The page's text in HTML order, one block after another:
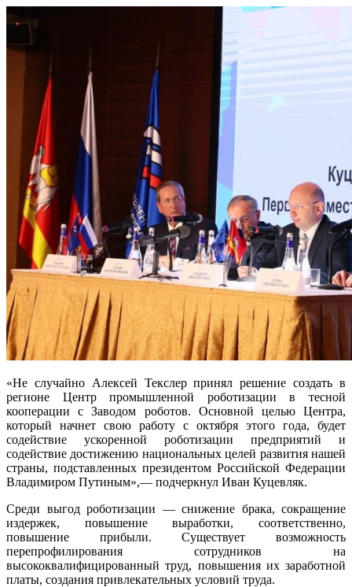
«Не случайно Алексей Текслер принял решение создать в
регионе Центр промышленной роботизации в тесной
кооперации с Заводом роботов. Основной целью Центра,
который начнет свою работу с октября этого года, будет
содействие ускоренной роботизации предприятий и
содействие достижению национальных целей развития нашей
страны, подставленных президентом Российской Федерации
Владимиром Путиным»,— подчеркнул Иван Куцевляк.
Среди выгод роботизации — снижение брака, сокращение
издержек, повышение выработки, соответственно,
повышение прибыли. Существует возможность
перепрофилирования сотрудников на
высококвалифицированный труд, повышения их заработной
платы, создания привлекательных условий труда.